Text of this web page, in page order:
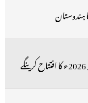
ہندوستان